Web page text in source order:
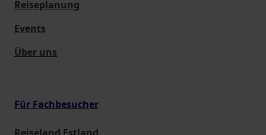
Reiseplanung
Events
Über uns
Für Fachbesucher